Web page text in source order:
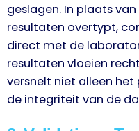
geslagen. In plaats
resultaten overtypt,
direct met de
resultaten vloeien
versnelt niet alleen
de integriteit van de